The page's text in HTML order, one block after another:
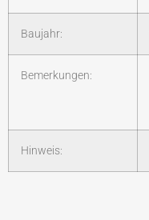
Baujahr:
Bemerkungen:
Hinweis: